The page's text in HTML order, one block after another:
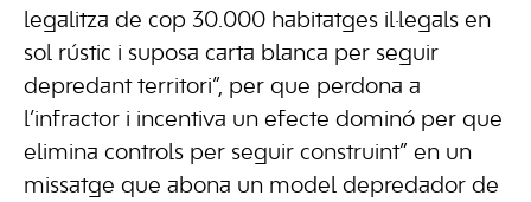
legalitza de cop 30.000 habitatges il·legals en
sol rústic i suposa carta blanca per seguir
depredant territori”, per que perdona a
l’infractor i incentiva un efecte dominó per que
elimina controls per seguir construint” en un
missatge que abona un model depredador de